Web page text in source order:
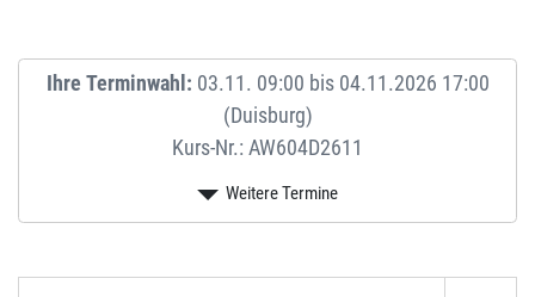
Ihre Terminwahl: 03.11. 09:00 bis 04.11.2026 17:00
(Duisburg)
Kurs-Nr.: AW604D2611